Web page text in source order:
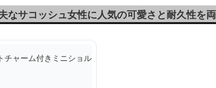
なサコッシュ女性に人気の可愛さと耐久性を